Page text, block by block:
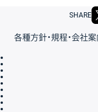
SHARE
各種方針・規程・会社案